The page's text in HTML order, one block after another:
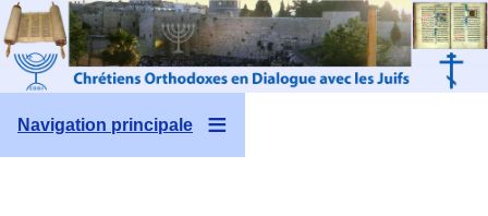
Aller au contenu principal
Navigation principale